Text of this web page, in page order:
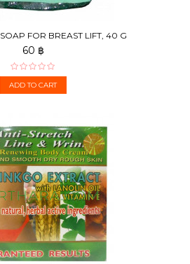
FOR BREAST LIFT, 40 G
60 ฿
ADD TO CART